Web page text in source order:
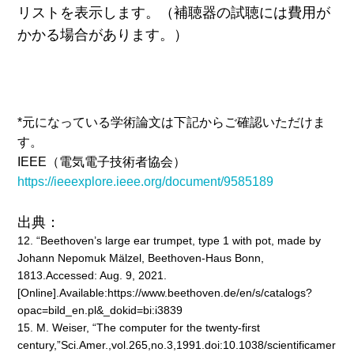
リストを表示します。（補聴器の試聴には費用が
かかる場合があります。）
*元になっている学術論文は下記からご確認いただけま
す。
IEEE（電気電子技術者協会）
https://ieeexplore.ieee.org/document/9585189
出典：
12. “Beethoven’s large ear trumpet, type 1 with pot, made by
Johann Nepomuk Mälzel, Beethoven-Haus Bonn,
1813.Accessed: Aug. 9, 2021.
[Online].Available:https://www.beethoven.de/en/s/catalogs?
opac=bild_en.pl&_dokid=bi:i3839
15. M. Weiser, “The computer for the twenty-first
century,”Sci.Amer.,vol.265,no.3,1991.doi:10.1038/scientificamer